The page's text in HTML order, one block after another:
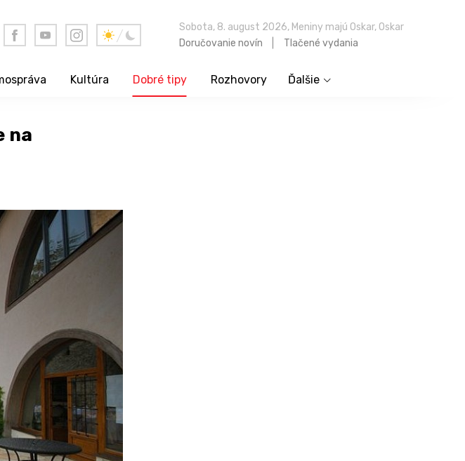
Sobota, 8. august 2026, Meniny majú Oskar, Oskar
Doručovanie novín
Tlačené vydania
Kultúra Dobré tipy Rozhovory Ďalšie
na